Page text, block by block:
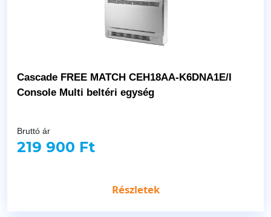
Cascade FREE MATCH CEH18AA-K6DNA1E/I
Console Multi beltéri egység
Bruttó ár
219 900 Ft
Részletek